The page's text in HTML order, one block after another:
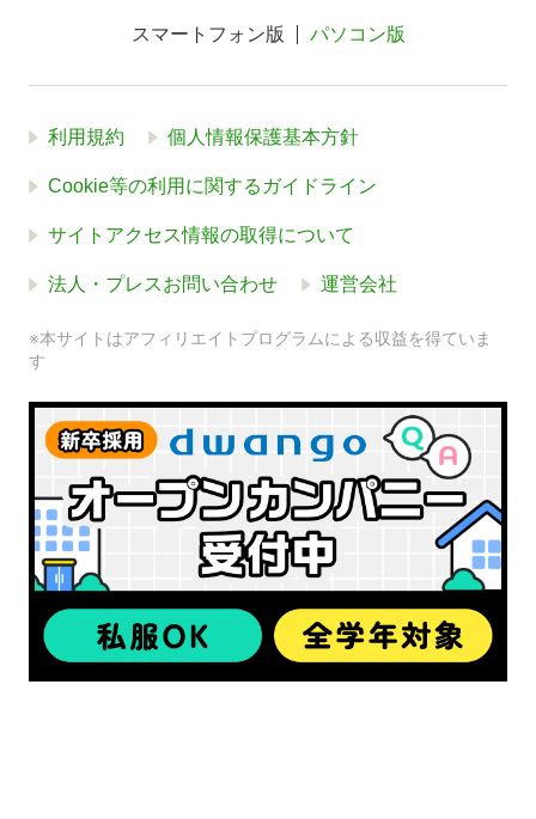
スマートフォン版 パソコン版
利用規約 個人情報保護基本方針
Cookie等の利用に関するガイドライン
サイトアクセス情報の取得について
法人・プレスお問い合わせ 運営会社
※本サイトはアフィリエイトプログラムによる収益を得ていま
す